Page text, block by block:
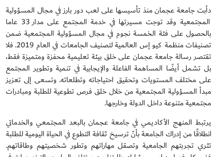
دأبت جامعة عجمان منذ تأسيسها على لعب دور بارز في مجال المسؤولية
المجتمعية وقد توجت مسيرتها في خدمة المجتمع على مدار 33 عاما
بالحصول على فئة الخمسة نجوم في مجال المسؤولية المجتمعية ضمن
تصنيفات منظمة كيو إس العالمية لتصنيف الجامعات في العام 2019. فلا
تقتصر رسالة جامعة عجمان على خلق بيئة تعليمية محفزة ومتميزة فقط،
بل تشمل أيضًا المساهمة الفاعلة والإيجابية في تنمية وتطوير المجتمع
على مختلف المستويات وتحقيق احتياجاته وتطلعاته. وتسعى إلى تعزيز
مبدأ المسؤولية المجتمعية من خلال خلق فرص تطوعية للطلبة ومبادرات
مجتمعية متنوعة داخل الدولة وخارجها.
يرتبط المنهج الأكاديمي في جامعة عجمان بالبعد المجتمعي والخدماتي
انطلاقًا من إدراك الجامعة بأنّ ترسيخ ثقافة التطوع في الحياة اليومية للطلبة
تثري تجربتهم الجامعية وتصقل مهاراتهم وتطور شخصيتهم وطاقاتهم.